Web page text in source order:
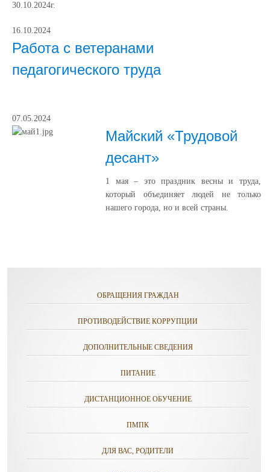
30.10.2024г.
16.10.2024
Работа с ветеранами
педагогического труда
07.05.2024
Майский «Трудовой
десант»
1 мая – это праздник весны и труда,
который объединяет людей не только
нашего города, но и всей страны.
ОБРАЩЕНИЯ ГРАЖДАН
ПРОТИВОДЕЙСТВИЕ КОРРУПЦИИ
ДОПОЛНИТЕЛЬНЫЕ СВЕДЕНИЯ
ПИТАНИЕ
ДИСТАНЦИОННОЕ ОБУЧЕНИЕ
ПМПК
ДЛЯ ВАС, РОДИТЕЛИ